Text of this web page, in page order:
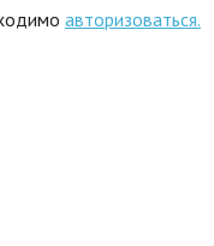
авторизоваться.